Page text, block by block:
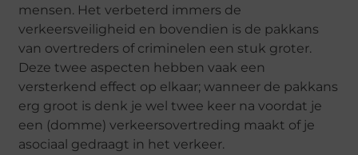
mensen. Het verbeterd immers de
verkeersveiligheid en bovendien is de pakkans
van overtreders of criminelen een stuk groter.
Deze twee aspecten hebben vaak een
versterkend effect op elkaar; wanneer de pakkans
erg groot is denk je wel twee keer na voordat je
een (domme) verkeersovertreding maakt of je
asociaal gedraagt in het verkeer.